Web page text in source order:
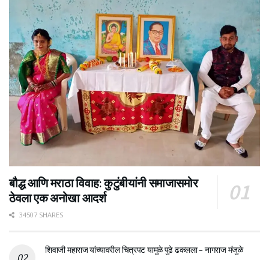
बौद्ध आणि मराठा विवाह: कुटुंबीयांनी समाजासमोर
ठेवला एक अनोखा आदर्श
34507 SHARES
शिवाजी महाराज यांच्यावरील चित्रपट यामुळे पुढे ढकलला – नागराज मंजुळे